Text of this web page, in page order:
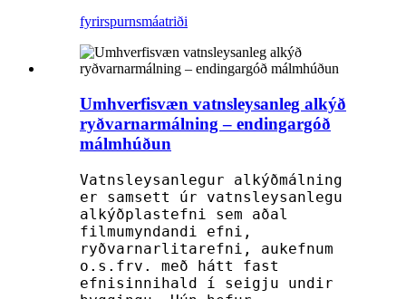
fyrirspurnsmáatriði
Umhverfisvæn vatnsleysanleg alkýð
ryðvarnarmálning – endingargóð
málmhúðun
Vatnsleysanlegur alkýðmálning
er samsett úr vatnsleysanlegu
alkýðplastefni sem aðal
filmumyndandi efni,
ryðvarnarlitarefni, aukefnum
o.s.frv. með hátt fast
efnisinnihald í seigju undir